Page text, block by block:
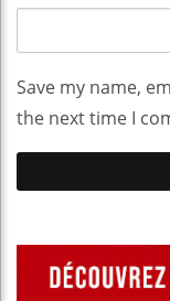
Save my name,
the next time I